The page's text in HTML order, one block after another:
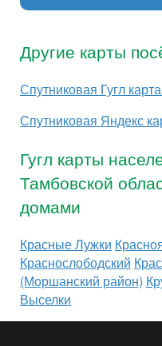
Другие карты
Спутниковая Гугл
Спутниковая Яндекс
Гугл карты
Тамбовской
домами
Красные Лужки
Краснослободский
(Моршанский район)
Выселки